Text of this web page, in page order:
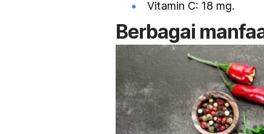
Vitamin C: 18 mg.
Berbagai